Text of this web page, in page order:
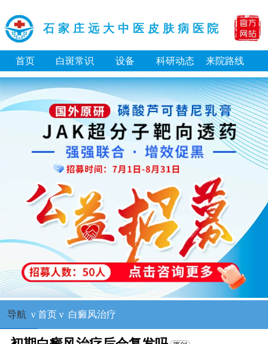
石家庄远大中医皮肤病医院
首页 白斑常识 设备 科研动态 来院路线
导航 ν 首页ν 白癜风治疗